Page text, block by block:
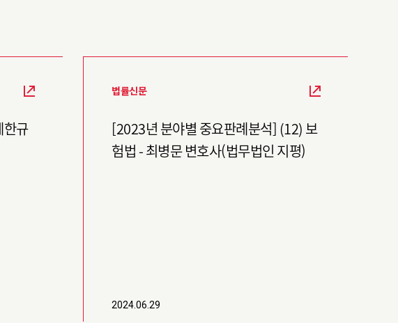
한규
법률신문
[2023년 분야별 중요판례분석] (12) 보
험법 - 최병문 변호사(법무법인 지평)
2024.06.29